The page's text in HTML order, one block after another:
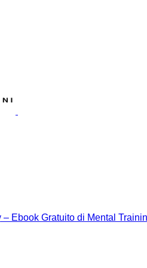
– Ebook Gratuito di Mental